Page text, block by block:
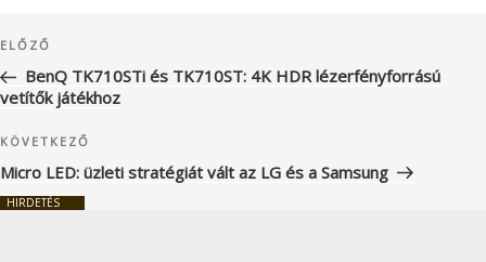
navigáció
Korábbi
bejegyzés
ELŐZŐ
BenQ TK710STi és TK710ST: 4K HDR lézerfényforrású
vetítők játékhoz
Következő
bejegyzés
KÖVETKEZŐ
Micro LED: üzleti stratégiát vált az LG és a Samsung
HIRDETÉS